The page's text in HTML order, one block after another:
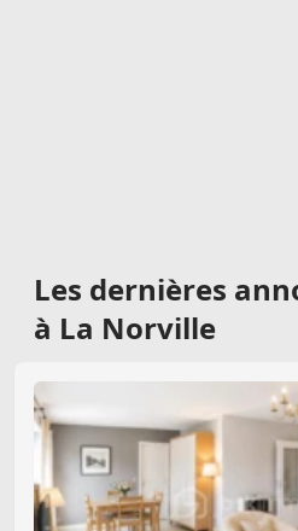
Les dernières
à La Norville